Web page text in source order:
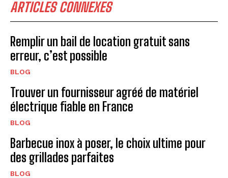
ARTICLES CONNEXES
Remplir un bail de location gratuit sans
erreur, c’est possible
BLOG
Trouver un fournisseur agréé de matériel
électrique fiable en France
BLOG
Barbecue inox à poser, le choix ultime pour
des grillades parfaites
BLOG